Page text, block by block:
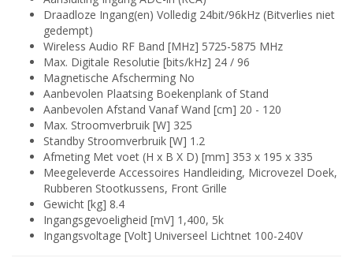
Draadloze Ingang(en) Volledig 24bit/96kHz (Bitverlies niet
gedempt)
Wireless Audio RF Band [MHz] 5725-5875 MHz
Max. Digitale Resolutie [bits/kHz] 24 / 96
Magnetische Afscherming No
Aanbevolen Plaatsing Boekenplank of Stand
Aanbevolen Afstand Vanaf Wand [cm] 20 - 120
Max. Stroomverbruik [W] 325
Standby Stroomverbruik [W] 1.2
Afmeting Met voet (H x B X D) [mm] 353 x 195 x 335
Meegeleverde Accessoires Handleiding, Microvezel Doek,
Rubberen Stootkussens, Front Grille
Gewicht [kg] 8.4
Ingangsgevoeligheid [mV] 1,400, 5k
Ingangsvoltage [Volt] Universeel Lichtnet 100-240V